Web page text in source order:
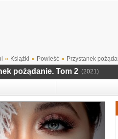
» Książki » Powieść » Przystanek
pożądanie. Tom 2 (2021)